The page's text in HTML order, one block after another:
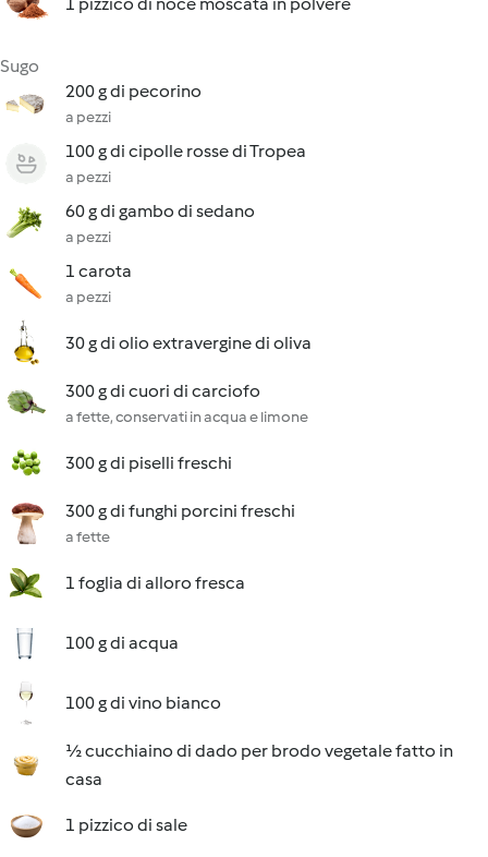
Sugo
200 g di pecorino
a pezzi
100 g di cipolle rosse di Tropea
a pezzi
60 g di gambo di sedano
a pezzi
1 carota
a pezzi
30 g di olio extravergine di oliva
300 g di cuori di carciofo
a fette, conservati in acqua e limone
300 g di piselli freschi
300 g di funghi porcini freschi
a fette
1 foglia di alloro fresca
100 g di acqua
100 g di vino bianco
½ cucchiaino di dado per brodo vegetale fatto in
casa
1 pizzico di sale